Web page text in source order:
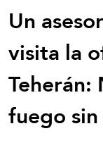
Un
visita la
fuego